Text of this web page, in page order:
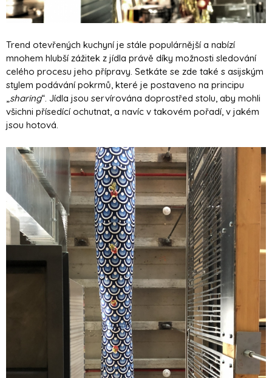
Trend otevřených kuchyní je stále populárnější a nabízí
mnohem hlubší zážitek z jídla právě díky možnosti sledování
celého procesu jeho přípravy. Setkáte se zde také s asijským
stylem podávání pokrmů, které je postaveno na principu
„sharing“. Jídla jsou servírována doprostřed stolu, aby mohli
všichni přísedící ochutnat, a navíc v takovém pořadí, v jakém
jsou hotová.